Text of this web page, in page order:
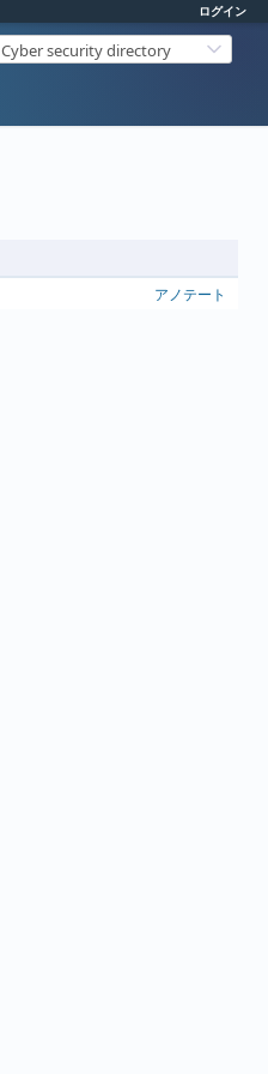
ログイン
Cyber security directory
アノテート